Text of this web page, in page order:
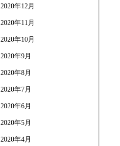
2020年12月
2020年11月
2020年10月
2020年9月
2020年8月
2020年7月
2020年6月
2020年5月
2020年4月